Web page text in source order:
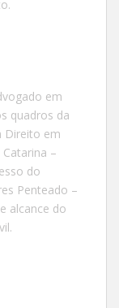
em
quadros da
Direito em
–
do
Penteado –
alcance do